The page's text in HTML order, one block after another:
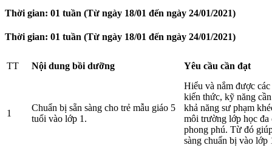
Thời gian: 01 tuần (Từ ngày 18/01 đến ngày 24/01/2021)
Thời gian: 01 tuần (Từ ngày 18/01 đến ngày 24/01/2021)
TT Nội dung bồi dưỡng Yêu cầu cần đạt
1
Chuẩn bị sẵn sàng cho trẻ mẫu giáo 5
tuổi vào lớp 1.
Hiểu và nắm được các
kiến thức, kỹ năng
khả năng sư phạm
môi trường lớp học đa
phong phú. Từ đó
sàng chuẩn bị vào lớp